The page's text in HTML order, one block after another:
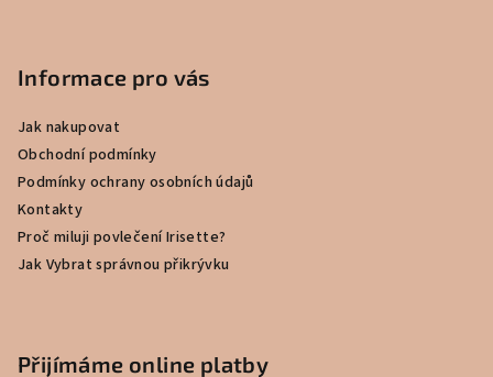
Informace pro vás
Jak nakupovat
Obchodní podmínky
Podmínky ochrany osobních údajů
Kontakty
Proč miluji povlečení Irisette?
Jak Vybrat správnou přikrývku
Přijímáme online platby